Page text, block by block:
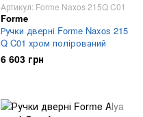
Артикул: Forme Naxos 215Q C01
Forme
Ручки дверні Forme Naxos 215
Q C01 хром полірований
6 603 грн